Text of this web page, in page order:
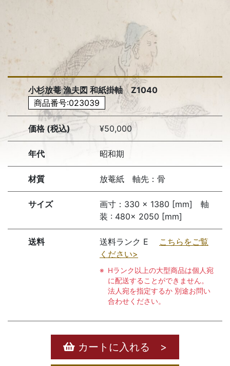
小杉放菴 漁夫図 和紙掛軸 Z1040
商品番号:023039
価格 (税込) ¥50,000
年代 昭和期
材質 放菴紙 軸先：骨
サイズ
画寸：330 × 1380 [mm] 軸
装 : 480× 2050 [mm]
送料 送料ランク E こちらをご覧
ください>
Hランク以上の大型商品は個人宛
に配送することができません。
法人宛を指定するか 別途お問い
合わせください。
カートに入れる >